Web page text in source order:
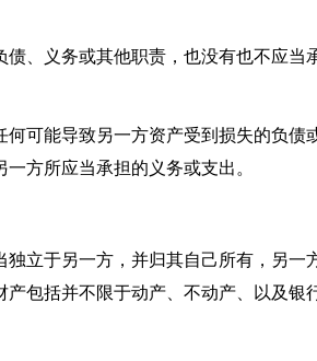
、义务或其他职责，也没有也不应当
可能导致另一方资产受到损失的负债
方所应当承担的义务或支出。
立于另一方，并归其自己所有，另一
包括并不限于动产、不动产、以及银